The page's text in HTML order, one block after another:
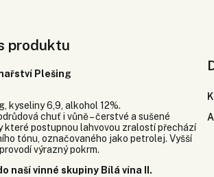
produktu
Plešing
kyseliny 6,9, alkohol 12%.
chuť i vůně – čerstvé a sušené
které postupnou lahvovou zralostí přechází
tónu, označovaného jako petrolej. Vyšší
výrazný pokrm.
naší vinné skupiny Bílá vína II.